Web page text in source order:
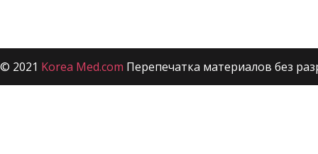
© 2021 Korea Med.com Перепечатка материалов без